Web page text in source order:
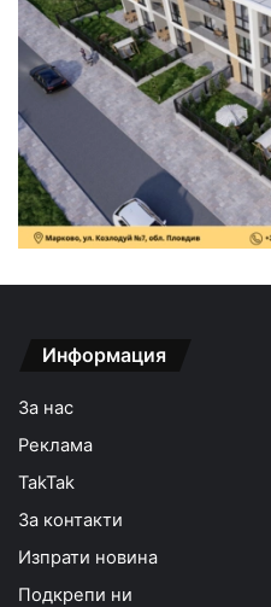
Информация
За нас
Реклама
TakTak
За контакти
Изпрати новина
Подкрепи ни